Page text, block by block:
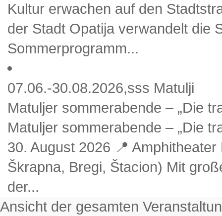
Kultur erwachen auf den
der Stadt Opatija verwandelt die
Sommerprogramm...
07.06.-30.08.2026,sss Matulji
Matuljer sommerabende – „Die
Matuljer sommerabende – „Die
30. August 2026 📍
Škrapna, Bregi, Štacion) Mit
der...
Ansicht der gesamten